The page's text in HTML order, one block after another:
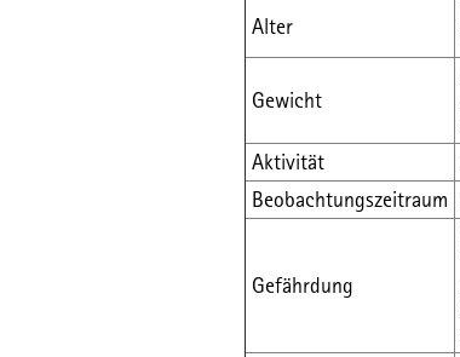
Alter
Gewicht
Aktivität
Beobachtungszeitraum
Gefährdung